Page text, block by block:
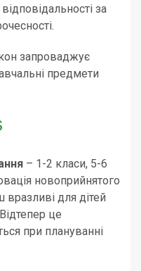
за
запроваджує
предмети
– 1-2 класи, 5-6
новоприйнятого
вразливі для дітей
це
при плануванні